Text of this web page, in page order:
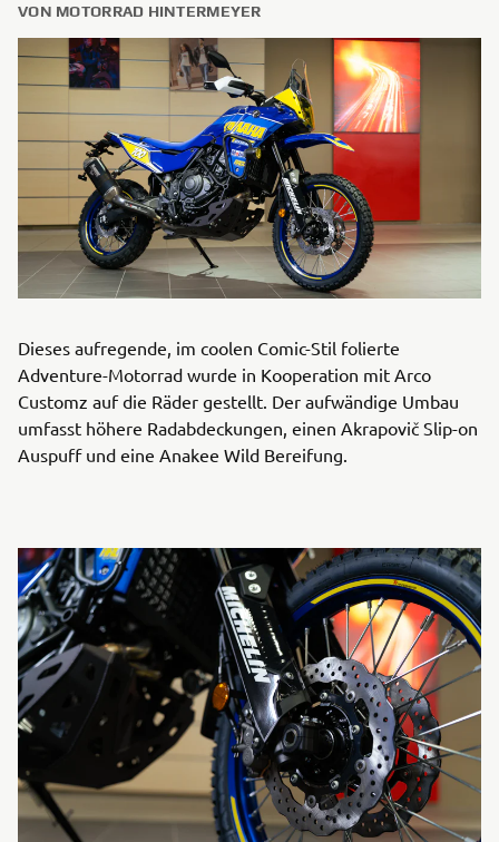
VON MOTORRAD HINTERMEYER
Dieses aufregende, im coolen Comic-Stil folierte
Adventure-Motorrad wurde in Kooperation mit Arco
Customz auf die Räder gestellt. Der aufwändige Umbau
umfasst höhere Radabdeckungen, einen Akrapovič Slip-on
Auspuff und eine Anakee Wild Bereifung.